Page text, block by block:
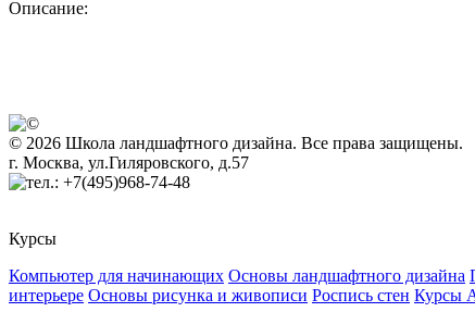
Описание:
© 2026 Школа ландшафтного дизайна. Все права защищены.
г. Москва, ул.Гиляровского, д.57
+7(495)968-74-48
Курсы
Компьютер для начинающих Основы ландшафтного дизайна
интерьере Основы рисунка и живописи Роспись стен Курсы